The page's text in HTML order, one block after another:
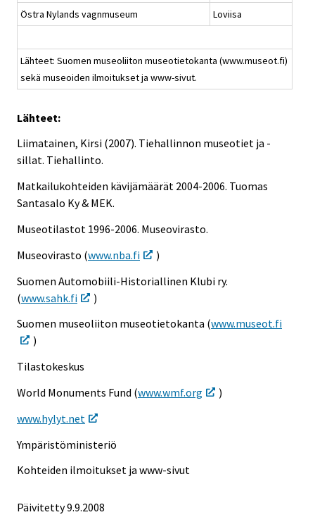
Östra Nylands vagnmuseum
Loviisa
Lähteet: Suomen museoliiton museotietokanta (www.museot.fi)
sekä museoiden ilmoitukset ja www-sivut.
Lähteet:
Liimatainen, Kirsi (2007). Tiehallinnon museotiet ja -
sillat. Tiehallinto.
Matkailukohteiden kävijämäärät 2004-2006. Tuomas
Santasalo Ky & MEK.
Museotilastot 1996-2006. Museovirasto.
Museovirasto (www.nba.fi
)
Suomen Automobiili-Historiallinen Klubi ry.
(www.sahk.fi
)
Suomen museoliiton museotietokanta (www.museot.fi
)
Tilastokeskus
World Monuments Fund (www.wmf.org
)
www.hylyt.net
Ympäristöministeriö
Kohteiden ilmoitukset ja www-sivut
Päivitetty9.9.2008